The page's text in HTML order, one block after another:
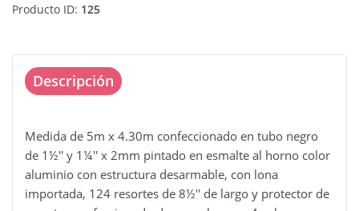
Producto ID: 125
Descripción
Medida de 5m x 4.30m confeccionado en tubo negro
de 1½'' y 1¼'' x 2mm pintado en esmalte al horno color
aluminio con estructura desarmable, con lona
importada, 124 resortes de 8½'' de largo y protector de